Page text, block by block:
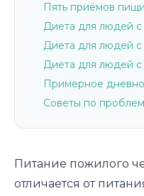
Пять приёмов
Диета для людей
Диета для людей с
Диета для людей
Примерное
Советы по
Питание пожилого
отличается от